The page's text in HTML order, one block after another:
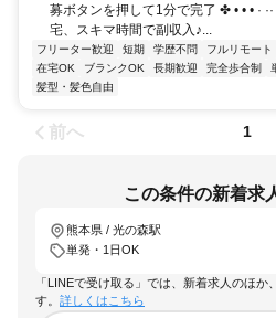
募ボタンを押して1分で完了 ✤ • • • · ··
宅、スキマ時間で副収入♪...
フリーター歓迎 短期 学歴不問 フルリモート
在宅OK
ブランクOK 長期歓迎 完全歩合制
髪型・髪色自由
前へ 1
この条件の新着求
熊本県 / 光の森駅
単発・1日OK
「LINEで受け取る」では、新着求人のほか
す。 詳しくはこちら